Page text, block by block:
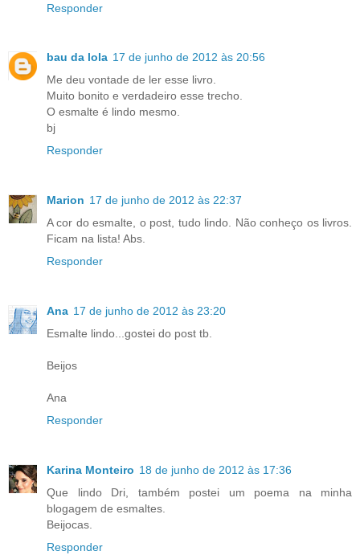
Responder
bau da lola 17 de junho de 2012 às 20:56
Me deu vontade de ler esse livro.
Muito bonito e verdadeiro esse trecho.
O esmalte é lindo mesmo.
bj
Responder
Marion 17 de junho de 2012 às 22:37
A cor do esmalte, o post, tudo lindo. Não conheço os livros.
Ficam na lista! Abs.
Responder
Ana 17 de junho de 2012 às 23:20
Esmalte lindo...gostei do post tb.
Beijos
Ana
Responder
Karina Monteiro 18 de junho de 2012 às 17:36
Que lindo Dri, também postei um poema na minha
blogagem de esmaltes.
Beijocas.
Responder